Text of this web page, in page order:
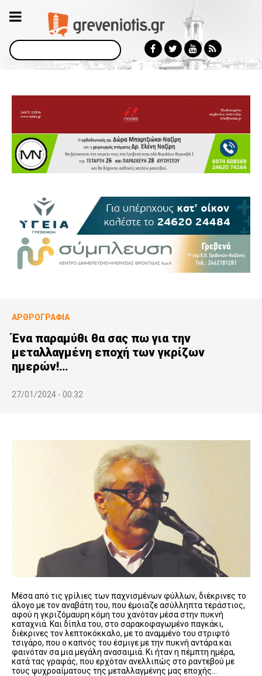
Αναζήτηση
ΑΡΘΡΟΓΡΑΦΊΑ
Ένα παραμύθι θα σας πω για την
μεταλλαγμένη εποχή των γκρίζων
ημερών!…
27/01/2024 - 00:32
Μέσα από τις γρίλιες των παχνισμένων φύλλων, διέκρινες το
άλογο με τον αναβάτη του, που έμοιαζε ασύλληπτα τεράστιος,
αφού η γκριζόμαυρη κόμη του χανόταν μέσα στην πυκνή
καταχνιά. Και δίπλα του, στο σαρακοφαγωμένο παγκάκι,
διέκρινες τον λεπτοκόκκαλο, με το αναμμένο του στριφτό
τσιγάρο, που ο καπνός του έσμιγε με την πυκνή αντάρα και
φαινόταν σα μια μεγάλη ανασαιμιά. Κι ήταν η πέμπτη ημέρα,
κατά τας γραφάς, που ερχόταν ανελλιπώς στο ραντεβού με
τους ψυχροαίματους της μεταλλαγμένης μας εποχής…